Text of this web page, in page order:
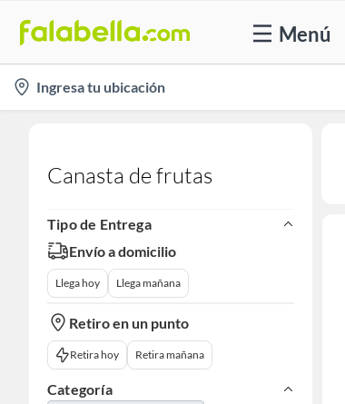
Menú
location-
icon
Ingresa tu ubicación
Canasta de frutas
Tipo de Entrega
Envío a domicilio
Llega hoy Llega mañana
Retiro en un punto
Retira hoy Retira mañana
Categoría